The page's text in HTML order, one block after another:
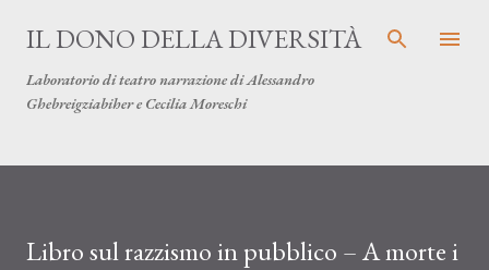
Passa ai contenuti principali
IL DONO DELLA DIVERSITÀ
Laboratorio di teatro narrazione di Alessandro
Ghebreigziabiher e Cecilia Moreschi
Libro sul razzismo in pubblico – A morte i